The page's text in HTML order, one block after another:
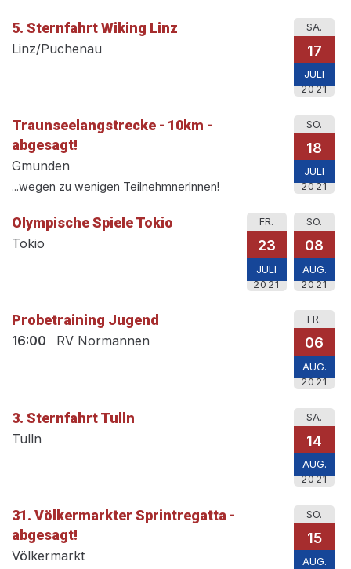
SA.
17
JULI
2021
5. Sternfahrt Wiking Linz
Linz/Puchenau
SO.
18
JULI
2021
Traunseelangstrecke - 10km -
abgesagt!
Gmunden
...wegen zu wenigen TeilnehmnerInnen!
FR.
23
JULI
2021
SO.
08
AUG.
2021
Olympische Spiele Tokio
Tokio
FR.
06
AUG.
2021
Probetraining Jugend
16:00 RV Normannen
SA.
14
AUG.
2021
3. Sternfahrt Tulln
Tulln
SO.
15
AUG.
31. Völkermarkter Sprintregatta -
abgesagt!
Völkermarkt